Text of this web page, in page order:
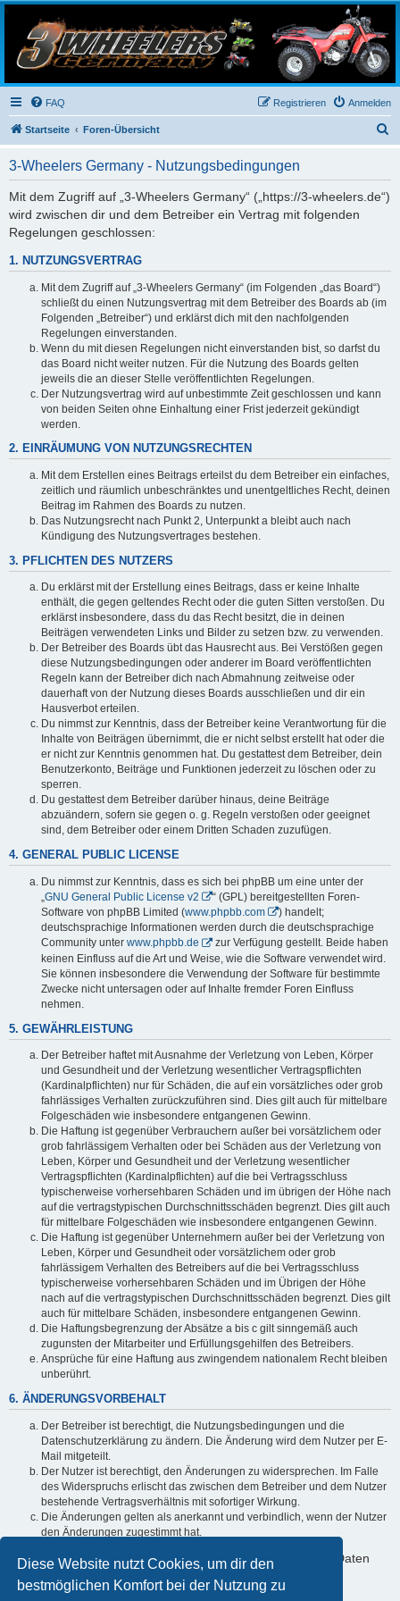
Diese Website nutzt Cookies, um dir den
bestmöglichen Komfort bei der Nutzung zu
3-Wheelers Germany
Honda, Yamaha, Kawasaki Trike
FAQ Anmelden
Registrieren
Startseite Foren-Übersicht
3-Wheelers Germany - Nutzungsbedingungen
Mit dem Zugriff auf „3-Wheelers Germany“ („https://3-wheelers.de“)
wird zwischen dir und dem Betreiber ein Vertrag mit folgenden
Regelungen geschlossen:
1. NUTZUNGSVERTRAG
Mit dem Zugriff auf „3-Wheelers Germany“ (im Folgenden „das Board“)
schließt du einen Nutzungsvertrag mit dem Betreiber des Boards ab (im
Folgenden „Betreiber“) und erklärst dich mit den nachfolgenden
Regelungen einverstanden.
Wenn du mit diesen Regelungen nicht einverstanden bist, so darfst du
das Board nicht weiter nutzen. Für die Nutzung des Boards gelten
jeweils die an dieser Stelle veröffentlichten Regelungen.
Der Nutzungsvertrag wird auf unbestimmte Zeit geschlossen und kann
von beiden Seiten ohne Einhaltung einer Frist jederzeit gekündigt
werden.
2. EINRÄUMUNG VON NUTZUNGSRECHTEN
Mit dem Erstellen eines Beitrags erteilst du dem Betreiber ein einfaches,
zeitlich und räumlich unbeschränktes und unentgeltliches Recht, deinen
Beitrag im Rahmen des Boards zu nutzen.
Das Nutzungsrecht nach Punkt 2, Unterpunkt a bleibt auch nach
Kündigung des Nutzungsvertrages bestehen.
3. PFLICHTEN DES NUTZERS
Du erklärst mit der Erstellung eines Beitrags, dass er keine Inhalte
enthält, die gegen geltendes Recht oder die guten Sitten verstoßen. Du
erklärst insbesondere, dass du das Recht besitzt, die in deinen
Beiträgen verwendeten Links und Bilder zu setzen bzw. zu verwenden.
Der Betreiber des Boards übt das Hausrecht aus. Bei Verstößen gegen
diese Nutzungsbedingungen oder anderer im Board veröffentlichten
Regeln kann der Betreiber dich nach Abmahnung zeitweise oder
dauerhaft von der Nutzung dieses Boards ausschließen und dir ein
Hausverbot erteilen.
Du nimmst zur Kenntnis, dass der Betreiber keine Verantwortung für die
Inhalte von Beiträgen übernimmt, die er nicht selbst erstellt hat oder die
er nicht zur Kenntnis genommen hat. Du gestattest dem Betreiber, dein
Benutzerkonto, Beiträge und Funktionen jederzeit zu löschen oder zu
sperren.
Du gestattest dem Betreiber darüber hinaus, deine Beiträge
abzuändern, sofern sie gegen o. g. Regeln verstoßen oder geeignet
sind, dem Betreiber oder einem Dritten Schaden zuzufügen.
4. GENERAL PUBLIC LICENSE
Du nimmst zur Kenntnis, dass es sich bei phpBB um eine unter der
GNU General Public License v2
“ (GPL) bereitgestellten Foren-
Software von phpBB Limited (www.phpbb.com
) handelt;
deutschsprachige Informationen werden durch die deutschsprachige
Community unter www.phpbb.de
zur Verfügung gestellt. Beide haben
keinen Einfluss auf die Art und Weise, wie die Software verwendet wird.
Sie können insbesondere die Verwendung der Software für bestimmte
Zwecke nicht untersagen oder auf Inhalte fremder Foren Einfluss
nehmen.
5. GEWÄHRLEISTUNG
Der Betreiber haftet mit Ausnahme der Verletzung von Leben, Körper
und Gesundheit und der Verletzung wesentlicher Vertragspflichten
(Kardinalpflichten) nur für Schäden, die auf ein vorsätzliches oder grob
fahrlässiges Verhalten zurückzuführen sind. Dies gilt auch für mittelbare
Folgeschäden wie insbesondere entgangenen Gewinn.
Die Haftung ist gegenüber Verbrauchern außer bei vorsätzlichem oder
grob fahrlässigem Verhalten oder bei Schäden aus der Verletzung von
Leben, Körper und Gesundheit und der Verletzung wesentlicher
Vertragspflichten (Kardinalpflichten) auf die bei Vertragsschluss
typischerweise vorhersehbaren Schäden und im übrigen der Höhe nach
auf die vertragstypischen Durchschnittsschäden begrenzt. Dies gilt auch
für mittelbare Folgeschäden wie insbesondere entgangenen Gewinn.
Die Haftung ist gegenüber Unternehmern außer bei der Verletzung von
Leben, Körper und Gesundheit oder vorsätzlichem oder grob
fahrlässigem Verhalten des Betreibers auf die bei Vertragsschluss
typischerweise vorhersehbaren Schäden und im Übrigen der Höhe
nach auf die vertragstypischen Durchschnittsschäden begrenzt. Dies gilt
auch für mittelbare Schäden, insbesondere entgangenen Gewinn.
Die Haftungsbegrenzung der Absätze a bis c gilt sinngemäß auch
zugunsten der Mitarbeiter und Erfüllungsgehilfen des Betreibers.
Ansprüche für eine Haftung aus zwingendem nationalem Recht bleiben
unberührt.
6. ÄNDERUNGSVORBEHALT
Der Betreiber ist berechtigt, die Nutzungsbedingungen und die
Datenschutzerklärung zu ändern. Die Änderung wird dem Nutzer per E-
Mail mitgeteilt.
Der Nutzer ist berechtigt, den Änderungen zu widersprechen. Im Falle
des Widerspruchs erlischt das zwischen dem Betreiber und dem Nutzer
bestehende Vertragsverhältnis mit sofortiger Wirkung.
Die Änderungen gelten als anerkannt und verbindlich, wenn der Nutzer
den Änderungen zugestimmt hat.
Informationen über den Umgang mit deinen persönlichen Daten
sind in der Datenschutzerklärung enthalten.